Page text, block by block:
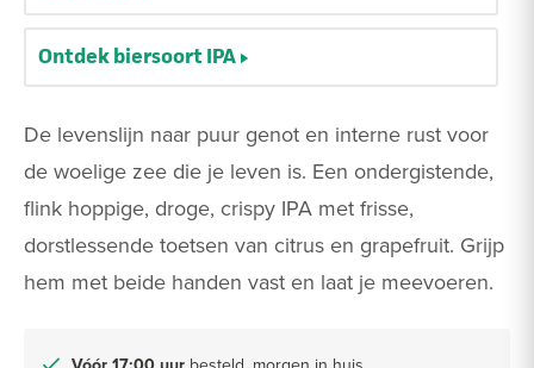
De levenslijn naar puur genot en interne rust voor
de woelige zee die je leven is. Een ondergistende,
flink hoppige, droge, crispy IPA met frisse,
dorstlessende toetsen van citrus en grapefruit. Grijp
hem met beide handen vast en laat je meevoeren.
Ontdek biersoort IPA